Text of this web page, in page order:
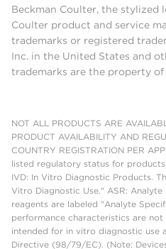
Beckman Coulter, the stylized
Coulter product and service
trademarks or registered
Inc. in the United States and
trademarks are the property
NOT ALL PRODUCTS ARE
PRODUCT AVAILABILITY AND
COUNTRY REGISTRATION PER
listed regulatory status for
IVD: In Vitro Diagnostic Products.
Vitro Diagnostic Use." ASR: Analyte
reagents are labeled "Analyte
performance characteristics are not
intended for in vitro diagnostic use
Directive (98/79/EC). (Note: